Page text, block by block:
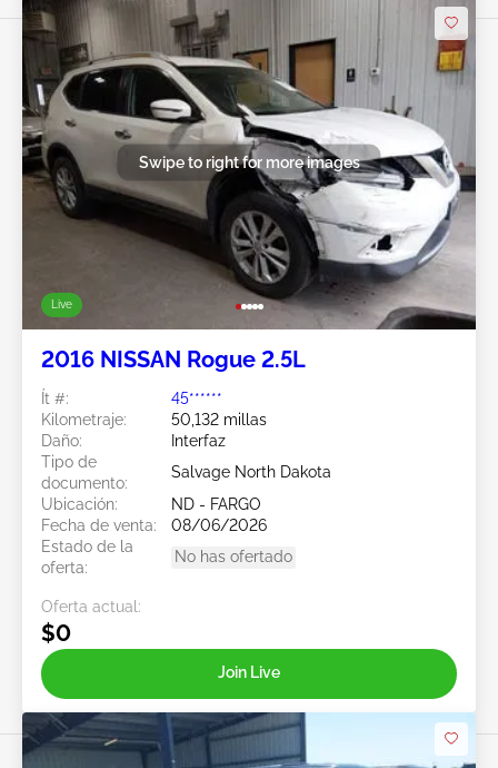
Live
Swipe to right for more images
2016 NISSAN Rogue 2.5L
Ít #:
45******
Kilometraje:
50,132 millas
Daño:
Interfaz
Tipo de
documento:
Salvage North Dakota
Ubicación:
ND - FARGO
Fecha de venta:
08/06/2026
Estado de la
oferta:
No has ofertado
Oferta actual:
$0
Join Live